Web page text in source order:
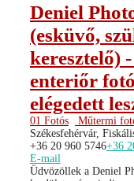
Deniel
(esküvő,
keresztelő)
enteriőr
elégedett
01 Fotós Műtermi
Székesfehérvár,
+36 20 960 5746+36
E-mail
Üdvözöllek a Deniel